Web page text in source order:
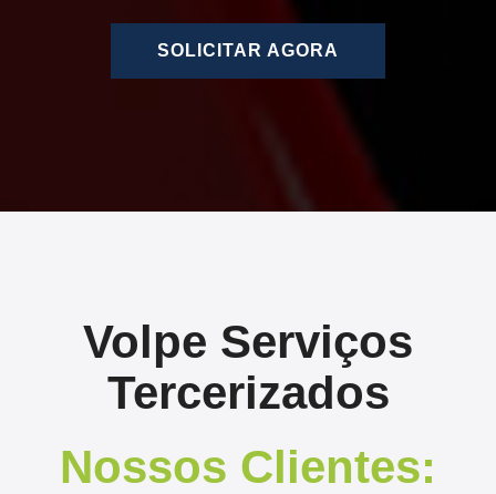
SOLICITAR AGORA
Volpe Serviços
Tercerizados
Nossos Clientes: